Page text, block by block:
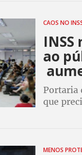
CAOS NO
ao
Portaria
que
MENOS